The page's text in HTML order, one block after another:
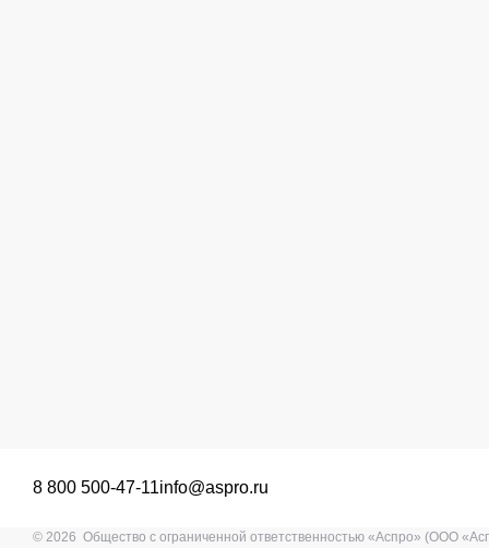
8 800 500-47-11info@aspro.ru
© 2026 Общество с ограниченной ответственностью «Аспро» (ООО